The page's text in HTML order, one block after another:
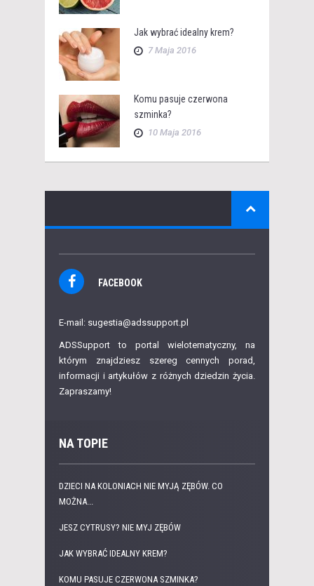
Jak wybrać idealny krem?
7 Maja 2016
Komu pasuje czerwona
szminka?
10 Maja 2016
FACEBOOK
E-mail: sugestia@adssupport.pl
ADSSupport to portal wielotematyczny, na
którym znajdziesz szereg cennych porad,
informacji i artykułów z różnych dziedzin życia.
Zapraszamy!
NA TOPIE
DZIECI NA KOLONIACH NIE MYJĄ ZĘBÓW. CO
MOŻNA...
JESZ CYTRUSY? NIE MYJ ZĘBÓW
JAK WYBRAĆ IDEALNY KREM?
KOMU PASUJE CZERWONA SZMINKA?